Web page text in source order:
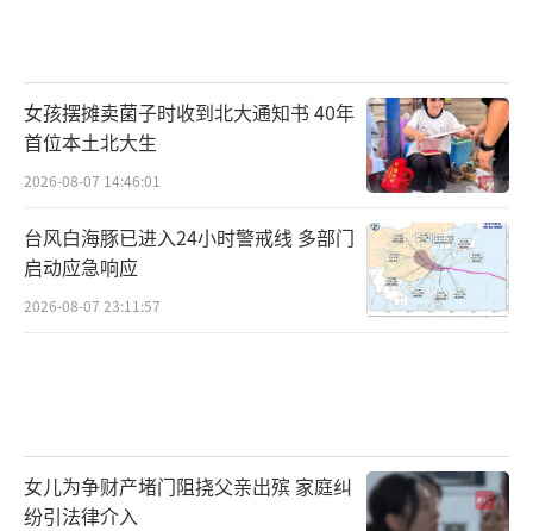
女孩摆摊卖菌子时收到北大通知书 40年
首位本土北大生
2026-08-07 14:46:01
台风白海豚已进入24小时警戒线 多部门
启动应急响应
2026-08-07 23:11:57
女儿为争财产堵门阻挠父亲出殡 家庭纠
纷引法律介入